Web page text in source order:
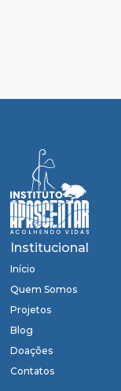
Institucional
Início
Quem Somos
Projetos
Blog
Doações
Contatos